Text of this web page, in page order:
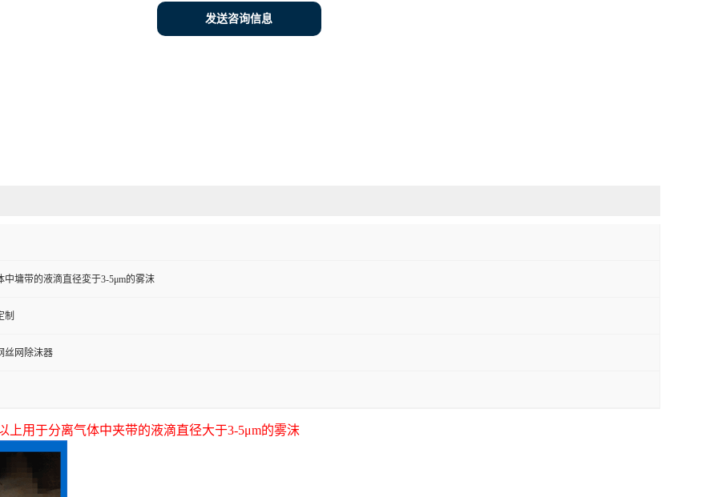
发送咨询信息
中墉带的液滴直径変于3-5μm的雾沫
制
丝网除沫器
上用于分离气体中夹带的液滴直径大于3-5μm的雾沫